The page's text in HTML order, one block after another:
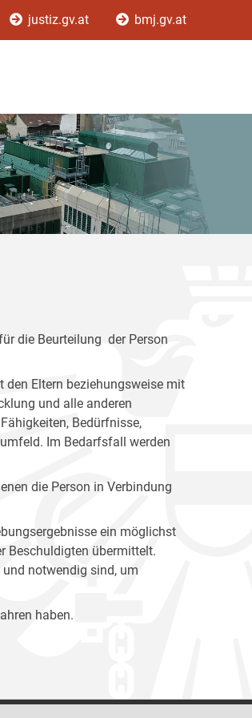
justiz.gv.at bmj.gv.at
die Beurteilung der Person
den Eltern beziehungsweise mit
und alle anderen
Bedürfnisse,
Im Bedarfsfall werden
die Person in Verbindung
ein möglichst
Beschuldigten übermittelt.
notwendig sind, um
haben.